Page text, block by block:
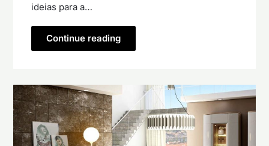
ideias para a…
Continue reading